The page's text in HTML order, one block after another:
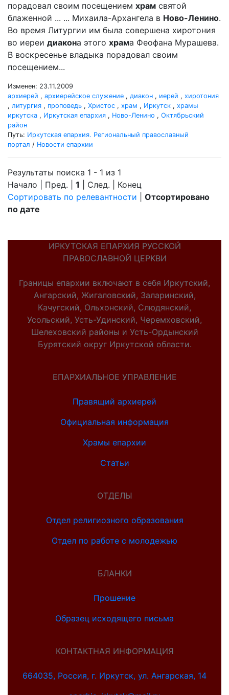
порадовал своим посещением храм святой
блаженной ... ... Михаила-Архангела в Ново-Ленино.
Во время Литургии им была совершена хиротония
во иереи диакона этого храма Феофана Мурашева.
В воскресенье владыка порадовал своим
посещением...
Изменен: 23.11.2009
архиерей , архиерейское служение , диакон , иерей , хиротония
, литургия , проповедь , Христос , храм , Иркутск , храмы
иркутска , Иркутская епархия , Ново-Ленино , Октябрьский
район
Путь: Иркутская епархия. Региональный православный
портал / Новости епархии
Результаты поиска 1 - 1 из 1
Начало | Пред. | 1 | След. | Конец
Сортировать по релевантности
Отсортировано
по дате
ИРКУТСКАЯ ЕПАРХИЯ РУССКОЙ
ПРАВОСЛАВНОЙ ЦЕРКВИ
Границы епархии включают в себя Иркутский,
Ангарский, Жигаловский, Заларинский,
Качугский, Ольхонский, Слюдянский,
Усольский, Усть-Удинский, Черемховский,
Шелеховский районы и Усть-Ордынский
Бурятский округ Иркутской области.
ЕПАРХИАЛЬНОЕ УПРАВЛЕНИЕ
Правящий архиерей
Официальная информация
Храмы епархии
Статьи
ОТДЕЛЫ
Отдел религиозного образования
Отдел по работе с молодежью
БЛАНКИ
Прошение
Образец исходящего письма
КОНТАКТНАЯ ИНФОРМАЦИЯ
664035, Россия, г. Иркутск, ул. Ангарская, 14